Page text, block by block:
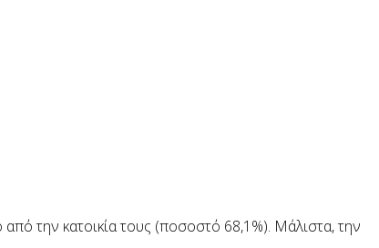
την κατοικία τους (ποσοστό 68,1%). Μάλιστα, την